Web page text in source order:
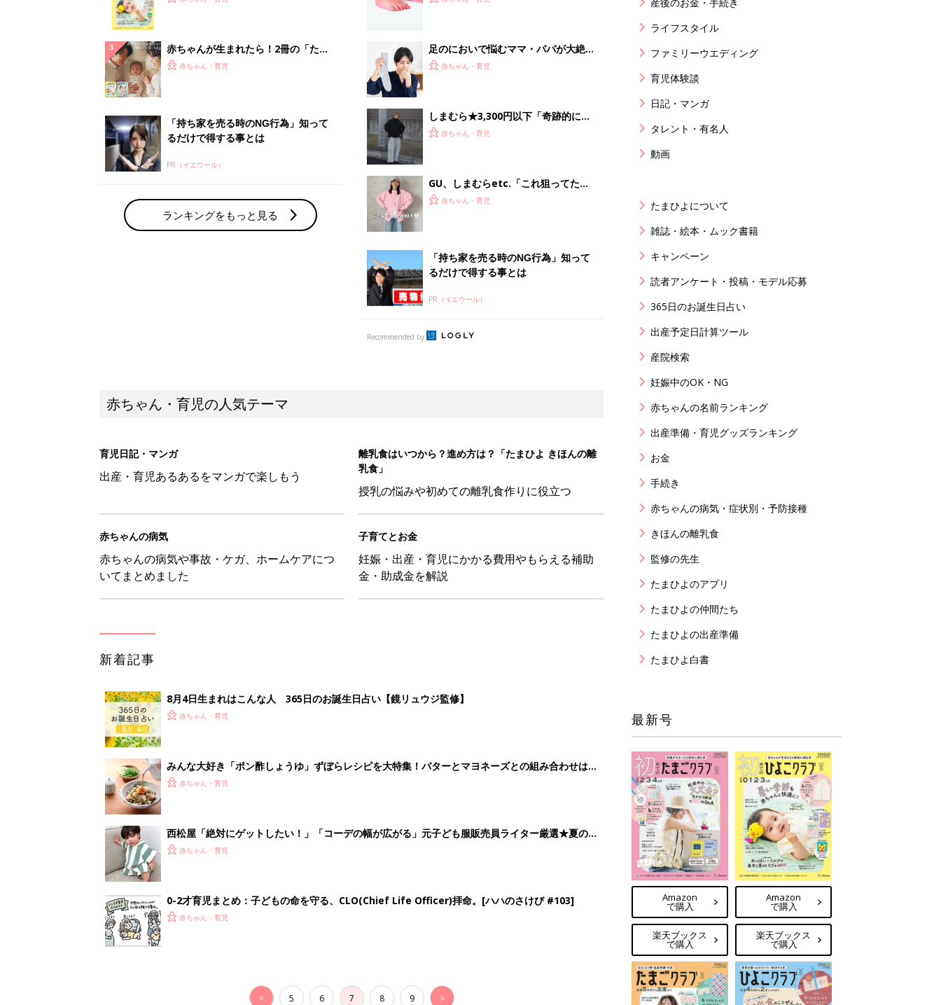
赤ちゃんが生まれたら！2冊の「たま
ひよ」
赤ちゃん・育児
「持ち家を売る時のNG行為」知って
るだけで得する事とは
PR（イエウール）
ランキングをもっと見る
足のにおいで悩むママ・パパが大絶賛
する「魔法の粉」とは？
赤ちゃん・育児
しまむら★3,300円以下「奇跡的に買
えた」「大人にも馴染む色味」高見え
赤ちゃん・育児
GU、しまむらetc.「これ狙ってた」
「色味が可愛すぎる」先取りコーデが
赤ちゃん・育児
「持ち家を売る時のNG行為」知って
るだけで得する事とは
PR（イエウール）
Recommended by
赤ちゃん・育児の人気テーマ
育児日記・マンガ
出産・育児あるあるをマンガで楽しもう
離乳食はいつから？進め方は？「たまひよ きほんの離
乳食」
授乳の悩みや初めての離乳食作りに役立つ
赤ちゃんの病気
赤ちゃんの病気や事故・ケガ、ホームケアにつ
いてまとめました
子育てとお金
妊娠・出産・育児にかかる費用やもらえる補助
金・助成金を解説
新着記事
8月4日生まれはこんな人 365日のお誕生日占い【鏡リュウジ監修】
赤ちゃん・育児
みんな大好き「ポン酢しょうゆ」ずぼらレシピを大特集！バターとマヨネーズとの組み合わせは栄
養学的にも最高⁉
赤ちゃん・育児
西松屋「絶対にゲットしたい！」「コーデの幅が広がる」元子ども服販売員ライター厳選★夏のバ
ズりアイテム5選
赤ちゃん・育児
0-2才育児まとめ：子どもの命を守る、CLO(Chief Life Officer)拝命。[ハハのさけび #103]
赤ちゃん・育児
< 5 6 7 8 9 >
ライフスタイル
ファミリーウエディング
育児体験談
日記・マンガ
タレント・有名人
動画
たまひよについて
雑誌・絵本・ムック書籍
キャンペーン
読者アンケート・投稿・モデル応募
365日のお誕生日占い
出産予定日計算ツール
産院検索
妊娠中のOK・NG
赤ちゃんの名前ランキング
出産準備・育児グッズランキング
お金
手続き
赤ちゃんの病気・症状別・予防接種
きほんの離乳食
監修の先生
たまひよのアプリ
たまひよの仲間たち
たまひよの出産準備
たまひよ白書
最新号
Amazon
で購入
楽天ブックス
で購入
Amazon
で購入
楽天ブックス
で購入